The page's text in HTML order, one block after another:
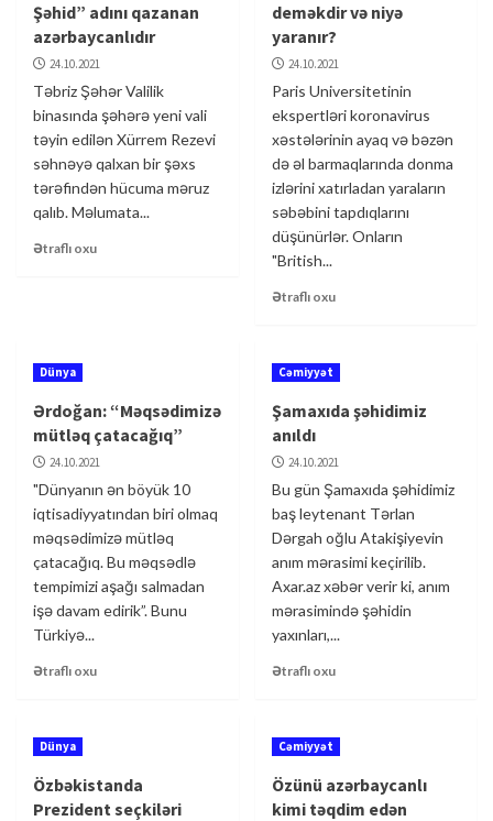
Şəhid” adını qazanan
azərbaycanlıdır
24.10.2021
Təbriz Şəhər Valilik
binasında şəhərə yeni vali
təyin edilən Xürrem Rezevi
səhnəyə qalxan bir şəxs
tərəfindən hücuma məruz
qalıb. Məlumata...
Ətraflı oxu
deməkdir və niyə
yaranır?
24.10.2021
Paris Universitetinin
ekspertləri koronavirus
xəstələrinin ayaq və bəzən
də əl barmaqlarında donma
izlərini xatırladan yaraların
səbəbini tapdıqlarını
düşünürlər. Onların
"British...
Ətraflı oxu
Dünya
Ərdoğan: “Məqsədimizə
mütləq çatacağıq”
24.10.2021
"Dünyanın ən böyük 10
iqtisadiyyatından biri olmaq
məqsədimizə mütləq
çatacağıq. Bu məqsədlə
tempimizi aşağı salmadan
işə davam edirik”. Bunu
Türkiyə...
Ətraflı oxu
Cəmiyyət
Şamaxıda şəhidimiz
anıldı
24.10.2021
Bu gün Şamaxıda şəhidimiz
baş leytenant Tərlan
Dərgah oğlu Atakişiyevin
anım mərasimi keçirilib.
Axar.az xəbər verir ki, anım
mərasimində şəhidin
yaxınları,...
Ətraflı oxu
Dünya
Özbəkistanda
Prezident seçkiləri
Cəmiyyət
Özünü azərbaycanlı
kimi təqdim edən